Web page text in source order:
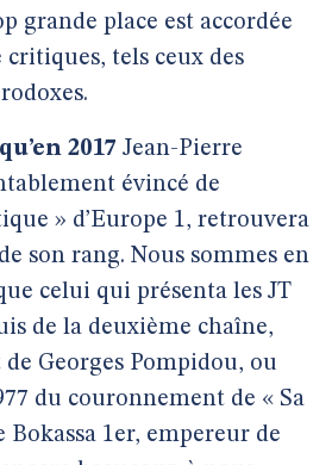
grande place est accordée
tels ceux des
2017 Jean-Pierre
évincé de
» d’Europe 1, retrouvera
son rang. Nous sommes en
celui qui présenta les JT
de la deuxième chaîne,
Georges Pompidou, ou
du couronnement de « Sa
1er, empereur de